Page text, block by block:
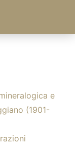
e
(1901-